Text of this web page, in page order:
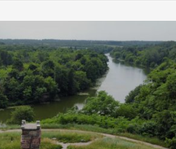
що мап, які прямо чи опосередковано
земель, в шведських архівах